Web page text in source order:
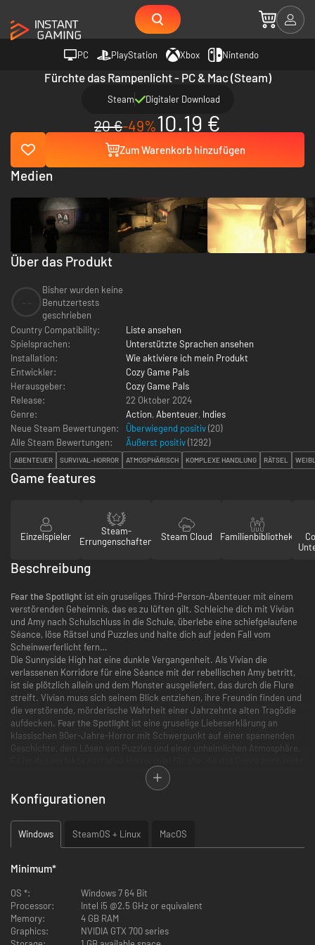
PC PlayStation Xbox Nintendo
Fürchte das Rampenlicht - PC & Mac (Steam)
Steam Digitaler Download
20 €-49%10.19 €
Zum Warenkorb hinzufügen
Über das Produkt
Bisher wurden keine
Benutzertests
geschrieben
Country Compatibility:
Liste ansehen
Spielsprachen:
Unterstützte Sprachen ansehen
Installation:
Wie aktiviere ich mein Produkt
Entwickler:
Cozy Game Pals
Herausgeber:
Cozy Game Pals
Release:
22 Oktober 2024
Genre:
Action, Abenteuer, Indies
Neue Steam Bewertungen:
Überwiegend positiv(20)
Alle Steam Bewertungen:
Äußerst positiv(1292)
ABENTEUER SURVIVAL-HORROR ATMOSPHÄRISCH KOMPLEXE HANDLUNG RÄTSEL
Medien
Game features
Einzelspieler
Steam-
Errungenschaften
Steam Cloud Familienbibliothek
Beschreibung
Fear the Spotlight ist ein gruseliges Third-Person-Abenteuer mit einem
verstörenden Geheimnis, das es zu lüften gilt. Schleiche dich mit Vivian
und Amy nach Schulschluss in die Schule, überlebe eine schiefgelaufene
Séance, löse Rätsel und Puzzles und halte dich auf jeden Fall vom
Scheinwerferlicht fern…
Die Sunnyside High hat eine dunkle Vergangenheit. Als Vivian die
verlassenen Korridore für eine Séance mit der rebellischen Amy betritt,
ist sie plötzlich allein und dem Monster ausgeliefert, das durch die Flure
streift. Vivian muss sich seinem Blick entziehen, ihre Freundin finden und
die verstörende, mörderische Wahrheit einer Jahrzehnte alten Tragödie
aufdecken. Fear the Spotlight ist eine gruselige Liebeserklärung an
klassischen 90er-Jahre-Horror mit Schwerpunkt auf einer spannenden
Geschichte, dem Lösen von Puzzles und einer unheimlichen Atmosphäre.
DER NERVENKITZEL
ENTKOMME DEM ALBTRAUM
Die Séance ging absolut schief. Amy ist verschwunden und die
Schule hat sich in eine albtraumhafte Version ihres früheren Selbst
verwandelt. Spiele als Vivian, um eine dunkle, verborgene
Vergangenheit aufzudecken, während du versuchst, dich und deine
Freundin zu retten
ANGENEHM GRUSELIGES GAMEPLAY
Konfigurationen
Windows SteamOS + Linux MacOS
Minimum*
OS *:
Windows 7 64 Bit
Processor:
Intel i5 @2.5 GHz or equivalent
Memory:
4 GB RAM
Graphics:
NVIDIA GTX 700 series